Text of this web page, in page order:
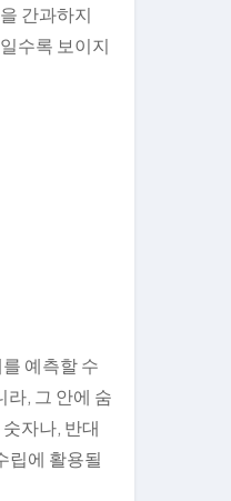
간과하지
수록 보이지
예측할 수
, 그 안에 숨
자나, 반대
립에 활용될